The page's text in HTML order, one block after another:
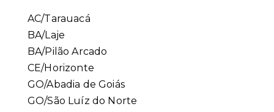
AC/Tarauacá
BA/Laje
BA/Pilão Arcado
CE/Horizonte
GO/Abadia de Goiás
GO/São Luíz do Norte